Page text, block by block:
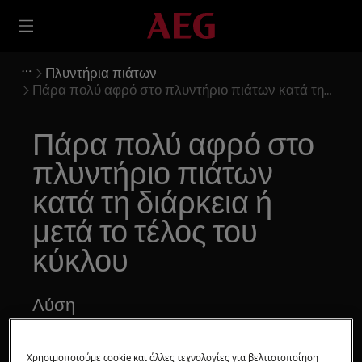
Πλυντήρια πιάτων
Πάρα πολύ αφρό στο πλυντήριο πιάτων κατά τη
Πάρα πολύ αφρό στο
πλυντήριο πιάτων
κατά τη διάρκεια ή
μετά το τέλος του
κύκλου
Λύση
Χρησιμοποιούμε cookie και άλλες τεχνολογίες για βελτιστοποίηση